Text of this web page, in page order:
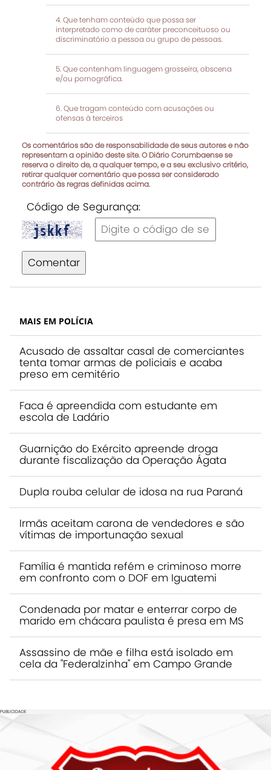
Que tenham conteúdo que possa ser
interpretado como de caráter preconceituoso ou
discriminatório a pessoa ou grupo de pessoas.
Que contenham linguagem grosseira, obscena
e/ou pornográfica.
Que tragam conteúdo com acusações ou
ofensas à terceiros
Os comentários são de responsabilidade de seus autores e não
representam a opinião deste site. O Diário Corumbaense se
reserva o direito de, a qualquer tempo, e a seu exclusivo critério,
retirar qualquer comentário que possa ser considerado
contrário às regras definidas acima.
Código de Segurança:
Comentar
MAIS EM POLÍCIA
Acusado de assaltar casal de comerciantes
tenta tomar armas de policiais e acaba
preso em cemitério
Faca é apreendida com estudante em
escola de Ladário
Guarnição do Exército apreende droga
durante fiscalização da Operação Ágata
Dupla rouba celular de idosa na rua Paraná
Irmãs aceitam carona de vendedores e são
vítimas de importunação sexual
Família é mantida refém e criminoso morre
em confronto com o DOF em Iguatemi
Condenada por matar e enterrar corpo de
marido em chácara paulista é presa em MS
Assassino de mãe e filha está isolado em
cela da "Federalzinha" em Campo Grande
PUBLICIDADE